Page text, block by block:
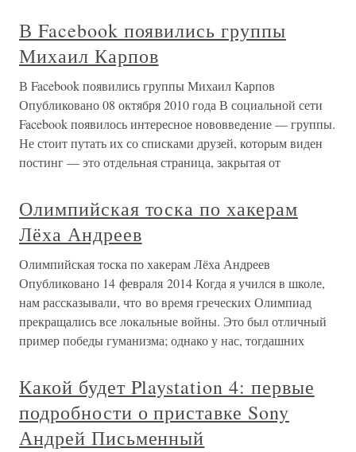
В Facebook появились группы
Михаил Карпов
В Facebook появились группы Михаил Карпов
Опубликовано 08 октября 2010 года В социальной сети
Facebook появилось интересное нововведение — группы.
Не стоит путать их со списками друзей, которым виден
постинг — это отдельная страница, закрытая от
Олимпийская тоска по хакерам
Лёха Андреев
Олимпийская тоска по хакерам Лёха Андреев
Опубликовано 14 февраля 2014 Когда я учился в школе,
нам рассказывали, что во время греческих Олимпиад
прекращались все локальные войны. Это был отличный
пример победы гуманизма; однако у нас, тогдашних
Какой будет Playstation 4: первые
подробности о приставке Sony
Андрей Письменный